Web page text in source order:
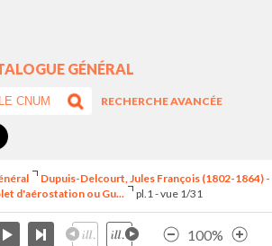
GÉNÉRAL
RECHERCHE AVANCÉE
Dupuis-Delcourt, Jules François (1802-1864) -
d'aérostation ou Gu...
pl.1 - vue 1/31
100%